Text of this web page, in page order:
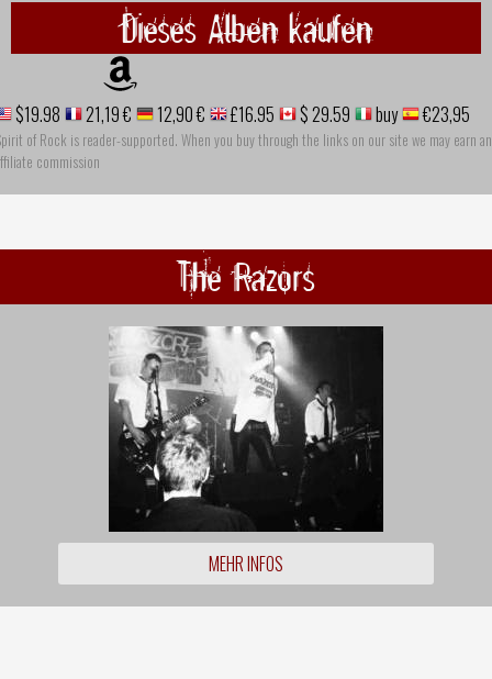
Dieses Alben kaufen
$19.98 21,19 € 12,90 € £16.95 $ 29.59 buy €23,95
of Rock is reader-supported. When you buy through the links on our site we may earn an
commission
The Razors
MEHR INFOS